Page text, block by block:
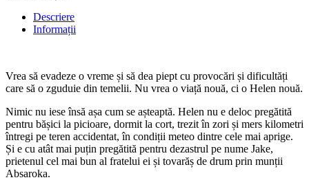
Descriere
Informații
Vrea să evadeze o vreme și să dea piept cu provocări și dificultăți
care să o zguduie din temelii. Nu vrea o viață nouă, ci o Helen nouă.
Nimic nu iese însă așa cum se așteaptă. Helen nu e deloc pregătită
pentru bășici la picioare, dormit la cort, trezit în zori și mers kilometri
întregi pe teren accidentat, în condiții meteo dintre cele mai aprige.
Și e cu atât mai puțin pregătită pentru dezastrul pe nume Jake,
prietenul cel mai bun al fratelui ei și tovarăș de drum prin munții
Absaroka.